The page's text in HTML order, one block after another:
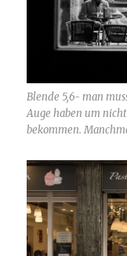
Blende 5,6- man
Auge haben um
bekommen.